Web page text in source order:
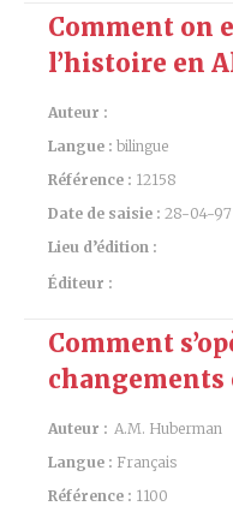
Comment on
l’histoire en
Auteur :
Langue : bilingue
Référence : 12158
Date de saisie : 28-04-97
Lieu d’édition :
Éditeur :
Comment
changements
Auteur : A.M. Huberman
Langue : Français
Référence : 1100